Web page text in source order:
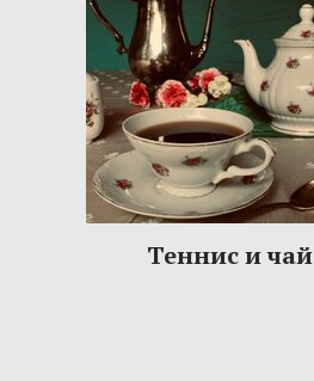
Теннис и чай